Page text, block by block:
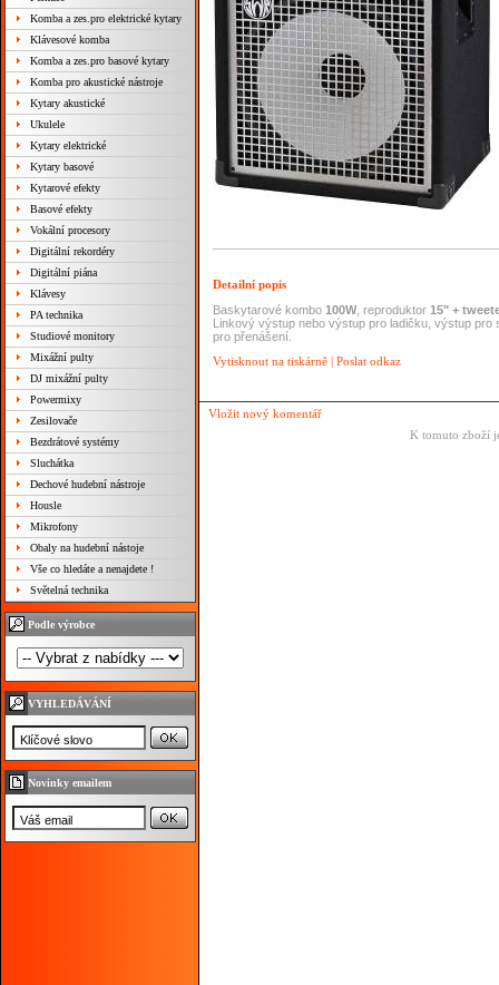
Komba a zes.pro elektrické kytary
Klávesové komba
Komba a zes.pro basové kytary
Komba pro akustické nástroje
Kytary akustické
Ukulele
Kytary elektrické
Kytary basové
Kytarové efekty
Basové efekty
Vokální procesory
Digitální rekordéry
Digitální piána
Klávesy
PA technika
Studiové monitory
Mixážní pulty
DJ mixážní pulty
Powermixy
Zesilovače
Bezdrátové systémy
Sluchátka
Dechové hudební nástroje
Housle
Mikrofony
Obaly na hudební nástoje
Vše co hledáte a nenajdete !
Světelná technika
Podle výrobce
VYHLEDÁVÁNÍ
Novinky emailem
Detailní popis
Baskytarové kombo 100W, reproduktor 15" +
Linkový výstup nebo výstup pro ladičku, výstup
pro přenášení.
Vytisknout na tiskárně | Poslat odkaz
Vložit nový komentář
K tomuto zboží